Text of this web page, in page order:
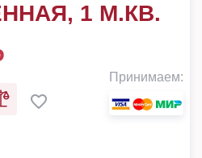
1 М.КВ.
Принимаем: